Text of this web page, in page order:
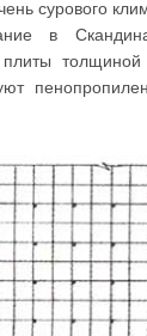
сурового
в
плиты